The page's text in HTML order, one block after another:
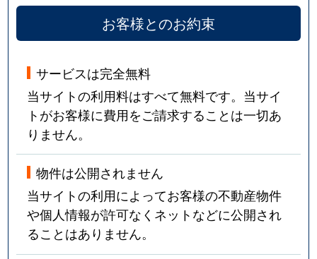
お客様とのお約束
サービスは完全無料
当サイトの利用料はすべて無料です。当サイ
トがお客様に費用をご請求することは一切あ
りません。
物件は公開されません
当サイトの利用によってお客様の不動産物件
や個人情報が許可なくネットなどに公開され
ることはありません。